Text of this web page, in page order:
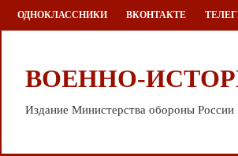
Перейти
к
ОДНОКЛАССНИКИ ВКОНТАКТЕ
ВОЕННО-
Издание Министерства обороны России